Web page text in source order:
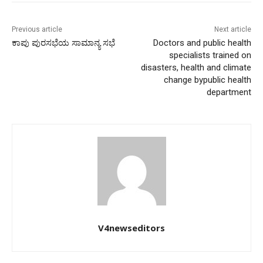
Previous article
ಕಾಪು ಪುರಸಭೆಯ ಸಾಮಾನ್ಯ ಸಭೆ
Next article
Doctors and public health
specialists trained on
disasters, health and climate
change bypublic health
department
V4newseditors